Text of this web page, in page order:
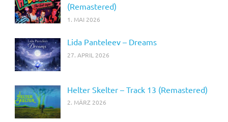
(Remastered)
1. MAI 2026
Lida Panteleev – Dreams
27. APRIL 2026
Helter Skelter – Track 13 (Remastered)
2. MÄRZ 2026